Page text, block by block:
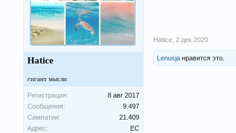
Hatice
гигант мысли
Регистрация:
8 авг 2017
Сообщения:
9.497
Симпатии:
21.409
Адрес:
ЕС
Hatice 2 дек 2020
Lenusja нравится это.